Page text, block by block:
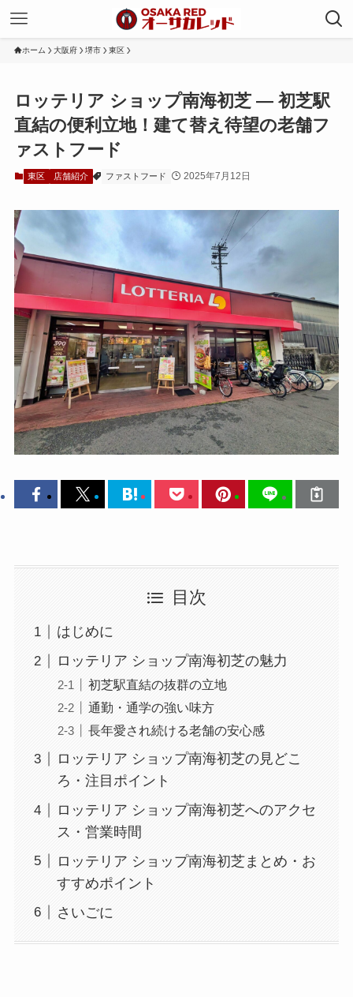
ホーム 大阪府 堺市 東区
ロッテリア ショップ南海初芝 — 初芝駅
直結の便利立地！建て替え待望の老舗フ
ァストフード
東区 店舗紹介 ファストフード 2025年7月12日
目次
はじめに
ロッテリア ショップ南海初芝の魅力
初芝駅直結の抜群の立地
通勤・通学の強い味方
長年愛され続ける老舗の安心感
ロッテリア ショップ南海初芝の見どこ
ろ・注目ポイント
ロッテリア ショップ南海初芝へのアクセ
ス・営業時間
ロッテリア ショップ南海初芝まとめ・お
すすめポイント
さいごに